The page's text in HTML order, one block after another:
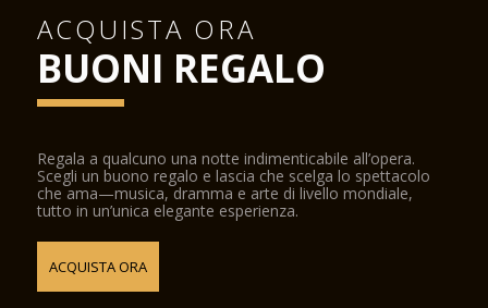
ACQUISTA ORA
BUONI REGALO
Regala a qualcuno una notte indimenticabile all’opera.
Scegli un buono regalo e lascia che scelga lo spettacolo
che ama—musica, dramma e arte di livello mondiale,
tutto in un’unica elegante esperienza.
ACQUISTA ORA